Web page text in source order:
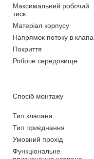
Максимальний робочий
тиск
Матеріал корпусу
Напрямок потоку в
Покриття
Робоче середовище
Спосіб монтажу
Тип клапана
Тип приєднання
Умовний прохід
Функціональне